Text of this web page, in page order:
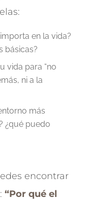
en la vida?
básicas?
vida para “no
ni a la
más
¿qué puedo
encontrar
“Por qué el